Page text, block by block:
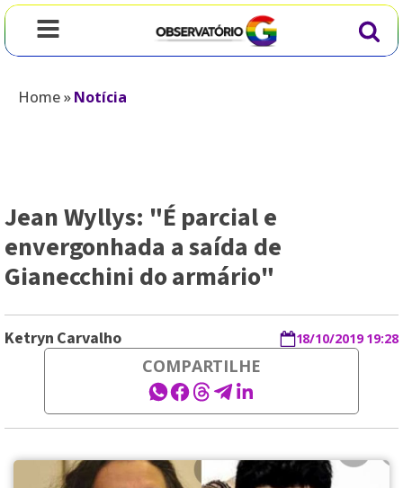
Home»Notícia
Jean Wyllys: "É parcial e
envergonhada a saída de
Gianecchini do armário"
Ketryn Carvalho 18/10/2019 19:28
COMPARTILHE